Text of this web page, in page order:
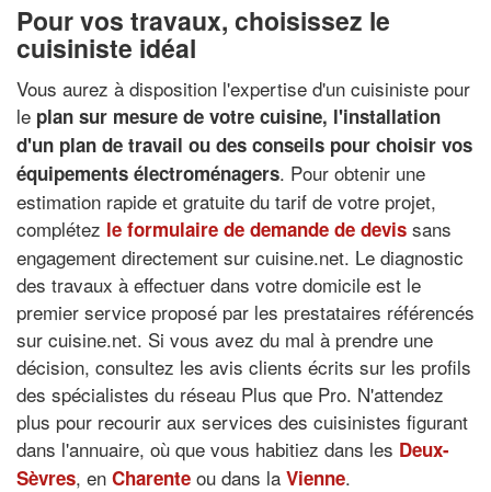
Pour vos travaux, choisissez le
cuisiniste idéal
Vous aurez à disposition l'expertise d'un cuisiniste pour
le plan sur mesure de votre cuisine, l'installation
d'un plan de travail ou des conseils pour choisir vos
équipements électroménagers. Pour obtenir une
estimation rapide et gratuite du tarif de votre projet,
complétez le formulaire de demande de devis sans
engagement directement sur cuisine.net. Le diagnostic
des travaux à effectuer dans votre domicile est le
premier service proposé par les prestataires référencés
sur cuisine.net. Si vous avez du mal à prendre une
décision, consultez les avis clients écrits sur les profils
des spécialistes du réseau Plus que Pro. N'attendez
plus pour recourir aux services des cuisinistes figurant
dans l'annuaire, où que vous habitiez dans les Deux-
Sèvres, en Charente ou dans la Vienne.